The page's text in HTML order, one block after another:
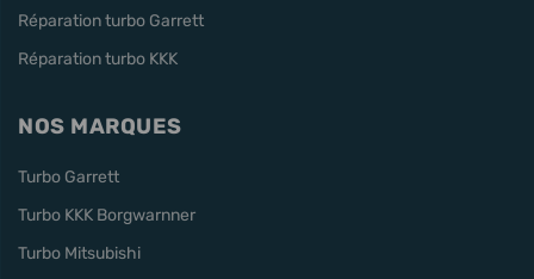
Réparation turbo Garrett
Réparation turbo KKK
NOS MARQUES
Turbo Garrett
Turbo KKK Borgwarnner
Turbo Mitsubishi